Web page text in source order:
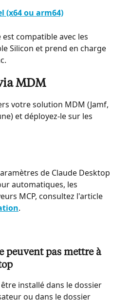
(x64 ou arm64)
compatible avec les
Silicon et prend en charge
MDM
votre solution MDM (Jamf,
et déployez-le sur les
de Claude Desktop
automatiques, les
MCP, consultez l'article
.
peuvent pas mettre à
installé dans le dossier
ou dans le dossier